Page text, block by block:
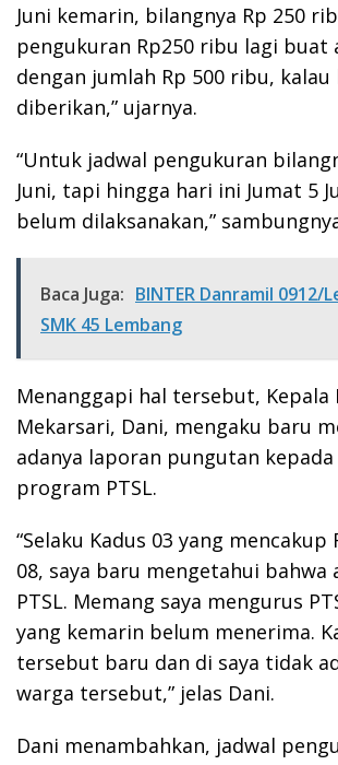
Juni kemarin, bilangnya Rp 250
pengukuran Rp250 ribu lagi buat
dengan jumlah Rp 500 ribu,
diberikan,” ujarnya.
“Untuk jadwal pengukuran
Juni, tapi hingga hari ini Jumat 5
belum dilaksanakan,”
Baca Juga: BINTER Danramil 0912/
SMK 45 Lembang
Menanggapi hal tersebut, Kepala
Mekarsari, Dani, mengaku baru
adanya laporan pungutan
program PTSL.
“Selaku Kadus 03 yang mencakup
08, saya baru mengetahui bahwa
PTSL. Memang saya mengurus
yang kemarin belum menerima.
tersebut baru dan di saya tidak
warga tersebut,” jelas Dani.
Dani menambahkan, jadwal